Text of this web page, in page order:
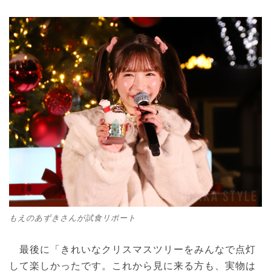
もえのあずきさんが試食リポート
最後に「きれいなクリスマスツリーをみんなで点灯
して楽しかったです。これから見に来る方も、実物は